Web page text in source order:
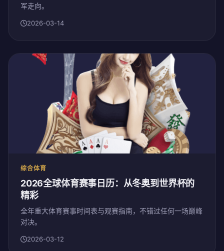
军走向。
2026-03-14
综合体育
2026全球体育赛事日历：从冬奥到世界杯的
精彩
全年重大体育赛事时间表与观赛指南，不错过任何一场巅峰
对决。
2026-03-12